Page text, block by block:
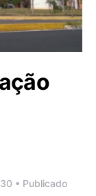
• Publicado